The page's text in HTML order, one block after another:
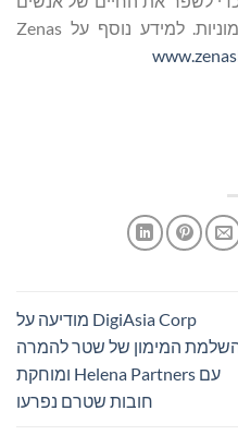
שמתמודדים עם מחלות אוטואימוניות. למידע נוסף על Zenas
DigiAsia Corp מודיעה על
המימון של שטר להמרה
עם Helena Partners ומוחקת
חובות שטרם נפרעו